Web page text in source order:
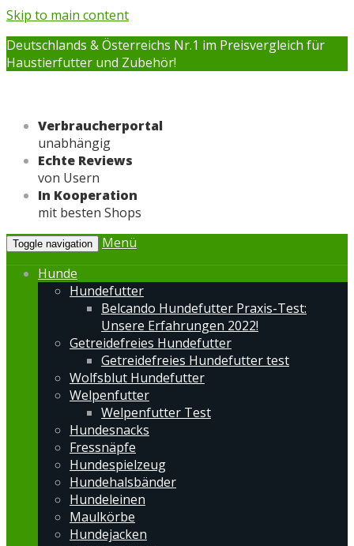
Skip to main content
Deutschlands & Österreichs Nr.1 im Preisvergleich für
Haustierfutter und Zubehör!
Verbraucherportal
unabhängig
Echte Reviews
von Usern
In Kooperation
mit besten Shops
Toggle navigation
Menü
Hunde
Hundefutter
Belcando Hundefutter Praxis-Test:
Unsere Erfahrungen 2022!
Getreidefreies Hundefutter
Getreidefreies Hundefutter test
Wolfsblut Hundefutter
Welpenfutter
Welpenfutter Test
Hundesnacks
Fressnäpfe
Hundespielzeug
Hundehalsbänder
Hundeleinen
Maulkörbe
Hundejacken